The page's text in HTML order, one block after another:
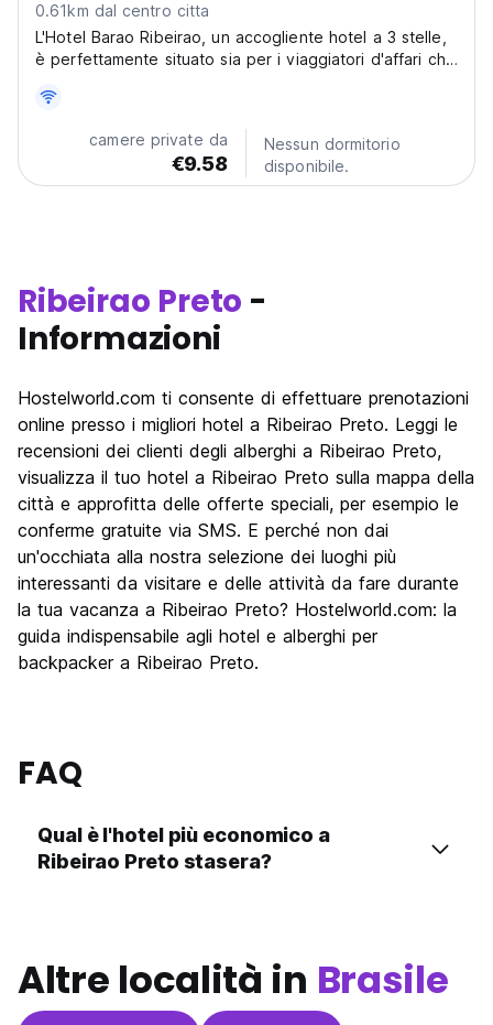
0.61km dal centro citta
L'Hotel Barao Ribeirao, un accogliente hotel a 3 stelle,
è perfettamente situato sia per i viaggiatori d'affari che
WiFi gratuito e una splendida vista sulla città.
camere private da
€9.58
Nessun dormitorio
disponibile.
Ribeirao Preto -
Informazioni
Hostelworld.com ti consente di effettuare prenotazioni
online presso i migliori hotel a Ribeirao Preto. Leggi le
recensioni dei clienti degli alberghi a Ribeirao Preto,
visualizza il tuo hotel a Ribeirao Preto sulla mappa della
città e approfitta delle offerte speciali, per esempio le
conferme gratuite via SMS. E perché non dai
un'occhiata alla nostra selezione dei luoghi più
interessanti da visitare e delle attività da fare durante
la tua vacanza a Ribeirao Preto? Hostelworld.com: la
guida indispensabile agli hotel e alberghi per
backpacker a Ribeirao Preto.
FAQ
Qual è l'hotel più economico a
Ribeirao Preto stasera?
Altre località in Brasile